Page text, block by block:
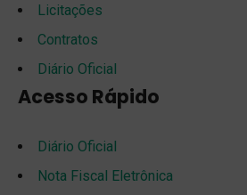
Licitações
Contratos
Diário Oficial
Acesso Rápido
Diário Oficial
Nota Fiscal Eletrônica